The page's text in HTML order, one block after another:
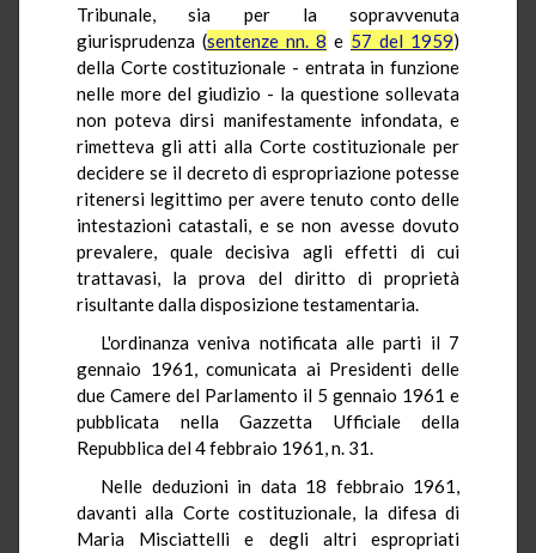
Tribunale, sia per la sopravvenuta
giurisprudenza (sentenze nn. 8 e 57 del 1959)
della Corte costituzionale - entrata in funzione
nelle more del giudizio - la questione sollevata
non poteva dirsi manifestamente infondata, e
rimetteva gli atti alla Corte costituzionale per
decidere se il decreto di espropriazione potesse
ritenersi legittimo per avere tenuto conto delle
intestazioni catastali, e se non avesse dovuto
prevalere, quale decisiva agli effetti di cui
trattavasi, la prova del diritto di proprietà
risultante dalla disposizione testamentaria.
L'ordinanza veniva notificata alle parti il 7
gennaio 1961, comunicata ai Presidenti delle
due Camere del Parlamento il 5 gennaio 1961 e
pubblicata nella Gazzetta Ufficiale della
Repubblica del 4 febbraio 1961, n. 31.
Nelle deduzioni in data 18 febbraio 1961,
davanti alla Corte costituzionale, la difesa di
Maria Misciattelli e degli altri espropriati